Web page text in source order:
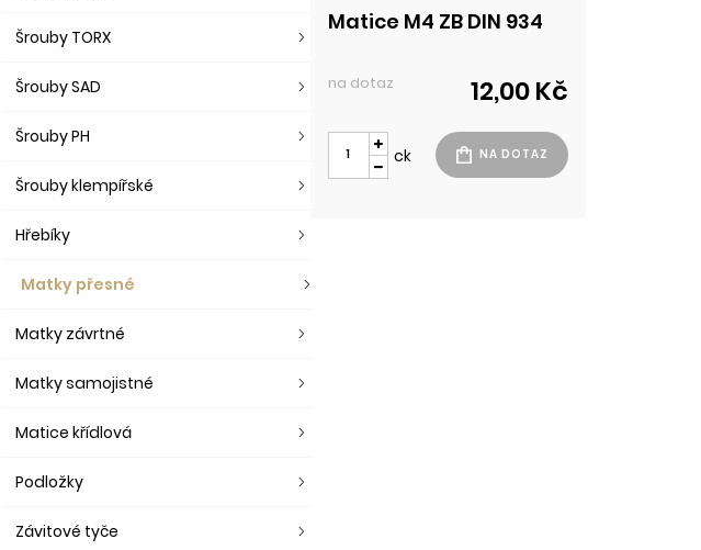
Matice M4 ZB DIN 934
na dotaz 12,00 Kč
ck
Šrouby TORX
Šrouby SAD
Šrouby PH
Šrouby klempířské
Hřebíky
Matky přesné
Matky závrtné
Matky samojistné
Matice křídlová
Podložky
Závitové tyče